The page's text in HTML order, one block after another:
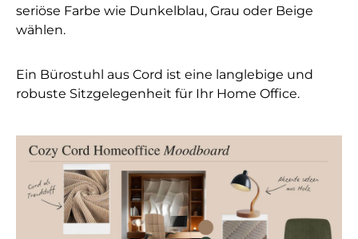
seriöse Farbe wie Dunkelblau, Grau oder Beige
wählen.
Ein Bürostuhl aus Cord ist eine langlebige und
robuste Sitzgelegenheit für Ihr Home Office.